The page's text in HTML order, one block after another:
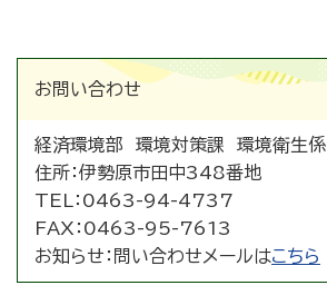
お問い合わせ
経済環境部 環境対策課 環境衛生係
住所：伊勢原市田中348番地
TEL： 0463-94-4737
FAX： 0463-95-7613
お知らせ： 問い合わせメールはこちら